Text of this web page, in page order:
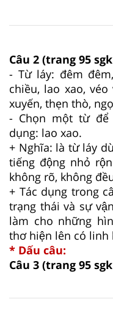
Câu 2 (trang 95
- Từ láy: đêm
chiều, lao xao,
xuyến, thẹn thò,
- Chọn một từ để
dụng: lao xao.
+ Nghĩa: là từ láy
tiếng động nhỏ
không rõ, không
+ Tác dụng trong
trạng thái và sự
làm cho những
thơ hiện lên có linh
* Dấu câu:
Câu 3 (trang 95